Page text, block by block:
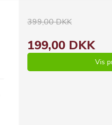
399,00 DKK
199,00 DKK
Vis